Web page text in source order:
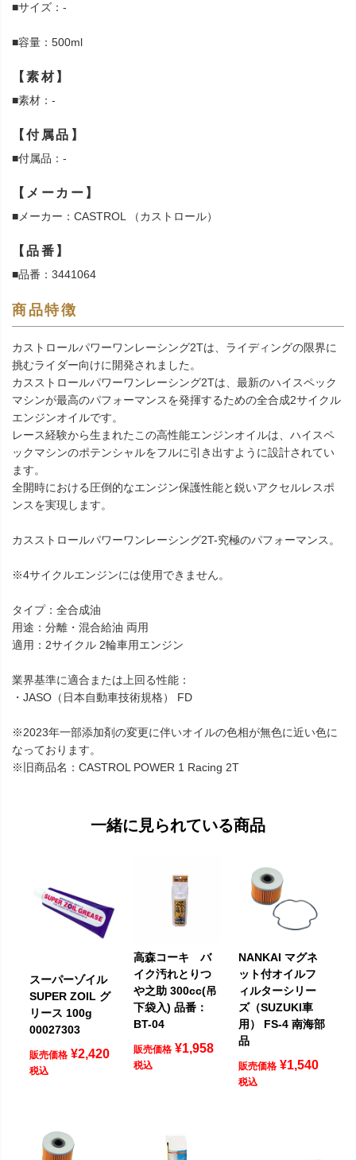
■サイズ：-
■容量：500ml
【素材】
■素材：-
【付属品】
■付属品：-
【メーカー】
■メーカー：CASTROL （カストロール）
【品番】
■品番：3441064
商品特徴
カストロールパワーワンレーシング2Tは、ライディングの限界に
挑むライダー向けに開発されました。
カスストロールパワーワンレーシング2Tは、最新のハイスペック
マシンが最高のパフォーマンスを発揮するための全合成2サイクル
エンジンオイルです。
レース経験から生まれたこの高性能エンジンオイルは、ハイスペ
ックマシンのポテンシャルをフルに引き出すように設計されてい
ます。
全開時における圧倒的なエンジン保護性能と鋭いアクセルレスポ
ンスを実現します。
カスストロールパワーワンレーシング2T-究極のパフォーマンス。
※4サイクルエンジンには使用できません。
タイプ：全合成油
用途：分離・混合給油 両用
適用：2サイクル 2輪車用エンジン
業界基準に適合または上回る性能：
・JASO（日本自動車技術規格） FD
※2023年一部添加剤の変更に伴いオイルの色相が無色に近い色に
なっております。
※旧商品名：CASTROL POWER 1 Racing 2T
一緒に見られている商品
スーパーゾイル
SUPER ZOIL グ
リース 100g
00027303
販売価格 ¥2,420
税込
高森コーキ バ
イク汚れとりつ
や之助 300cc(吊
下袋入) 品番：
BT-04
販売価格 ¥1,958
税込
NANKAI マグネ
ット付オイルフ
ィルターシリー
ズ（SUZUKI車
用） FS-4 南海部
品
販売価格 ¥1,540
税込